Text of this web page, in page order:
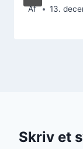
Af 13.
Skriv et